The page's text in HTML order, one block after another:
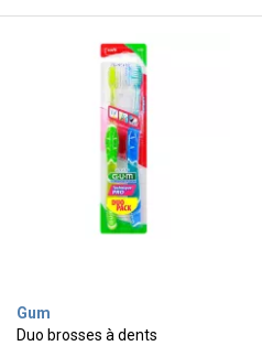
Gum
Duo brosses à dents